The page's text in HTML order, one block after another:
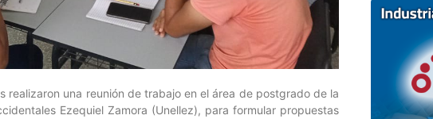
realizaron una reunión de trabajo en el área de postgrado de la
Ezequiel Zamora (Unellez), para formular propuestas